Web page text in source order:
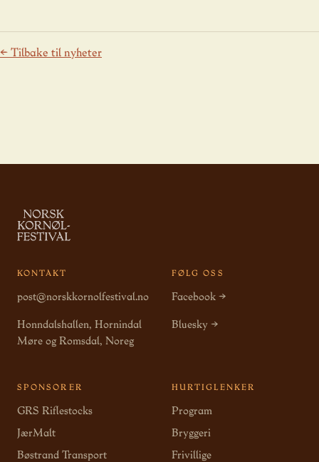
← Tilbake til nyheter
KONTAKT
post@norskkornolfestival.no
Honndalshallen, Hornindal
Møre og Romsdal, Noreg
FØLG OSS
Facebook →
Bluesky →
SPONSORER
GRS Riflestocks
JærMalt
Bøstrand Transport
HURTIGLENKER
Program
Bryggeri
Frivillige